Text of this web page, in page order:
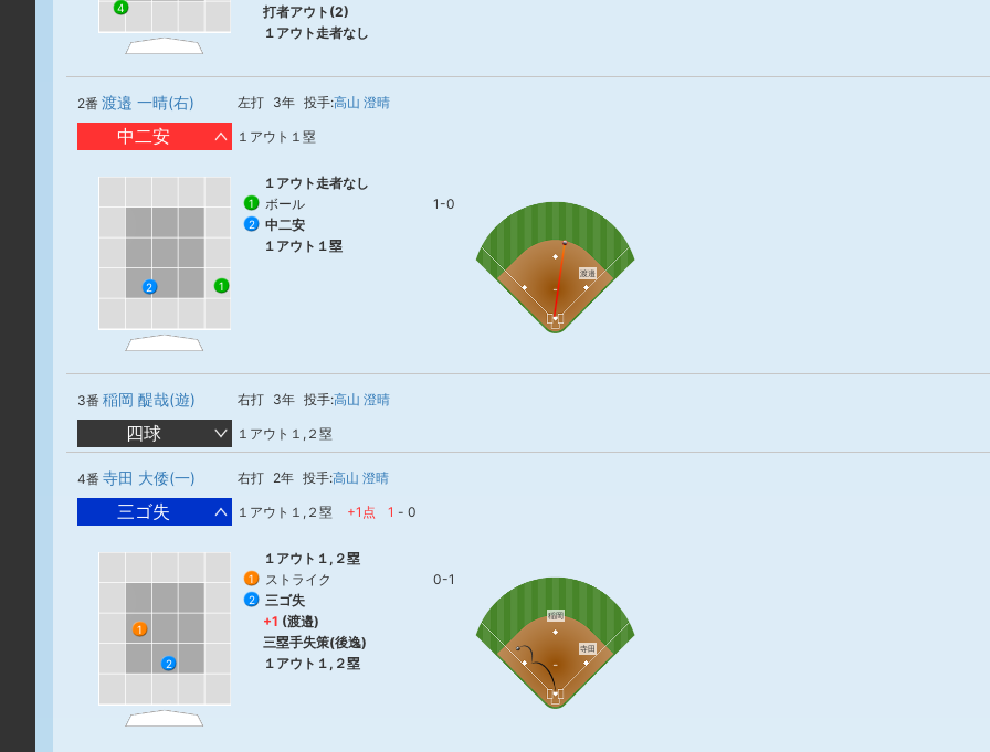
4
打者アウト(2)
１アウト走者なし
2番 渡邉 一晴(右) 左打 3年 投手:高山 澄晴
中二安 １アウト１塁
1
2
１アウト走者なし
1 ボール 1-0
2
中二安
１アウト１塁
渡邉
3番 稲岡 醍哉(遊) 右打 3年 投手:高山 澄晴
四球 １アウト１,２塁
4番 寺田 大倭(一) 右打 2年 投手:高山 澄晴
三ゴ失 １アウト１,２塁 +1点 1 - 0
1
2
１アウト１,２塁
1 ストライク 0-1
2
三ゴ失
+1 (渡邉)
三塁手失策(後逸)
１アウト１,２塁
稲岡
寺田